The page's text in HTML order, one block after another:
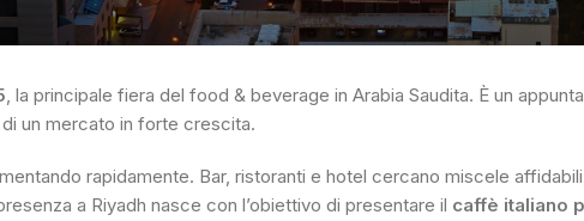
, la principale fiera del food & beverage in Arabia Saudita. È un
un mercato in forte crescita.
rapidamente. Bar, ristoranti e hotel cercano miscele
a Riyadh nasce con l’obiettivo di presentare il caffè italiano